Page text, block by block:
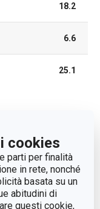
cookies
parti per finalità
in rete, nonché
basata su un
abitudini di
questi cookie,
18.2
6.6
25.1
taglieri
COMPACT